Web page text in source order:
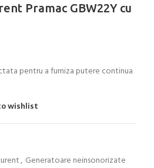
Pramac GBW22Y cu
pentru a furniza putere continua
wishlist
, Generatoare neinsonorizate